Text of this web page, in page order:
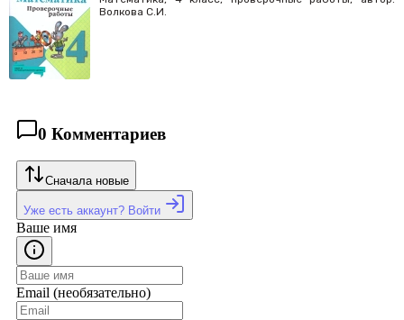
Волкова С.И.